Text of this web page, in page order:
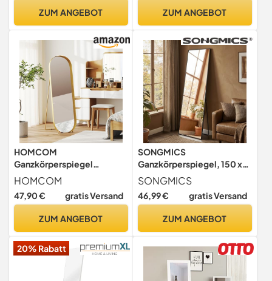
ZUM ANGEBOT
Ganzkörper-
Wohnzimmer und
Schlafzimmer
ZUM ANGEBOT
HOMCOM
Ganzkörperspiegel
Gewölbter Standspiegel
160 x 50 cm Gold
HOMCOM
47,90 € gratis Versand
ZUM ANGEBOT
SONGMICS
Ganzkörperspiegel, 150 x
40 cm, rechteckiger
Standspiegel, Rahmen aus
Aluminiumlegierung,
Ecke, für Schlafzimmer,
tintenschwarz
LFM054BD01
SONGMICS
46,99 € gratis Versand
ZUM ANGEBOT
20% Rabatt